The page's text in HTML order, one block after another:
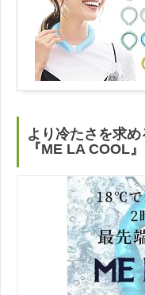
より冷たさを求
『ME LA COOL』